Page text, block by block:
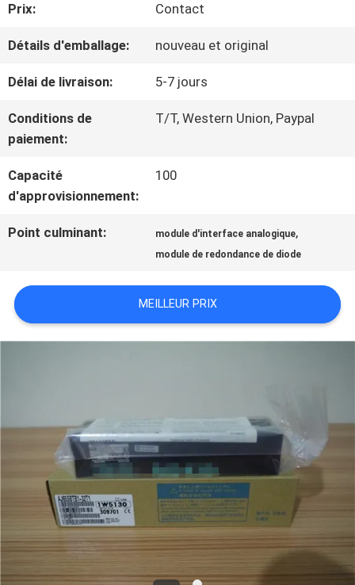
CONTRÔLE
DE
LA
QUALITÉ
CONTACT
NOUVELLES
DEMANDE
DE
Prix: Contact
Détails d'emballage: nouveau et original
Délai de livraison: 5-7 jours
Conditions de
paiement:
T/T, Western Union, Paypal
Capacité
d'approvisionnement:
100
Point culminant: module d'interface analogique,
module de redondance de diode
MEILLEUR PRIX